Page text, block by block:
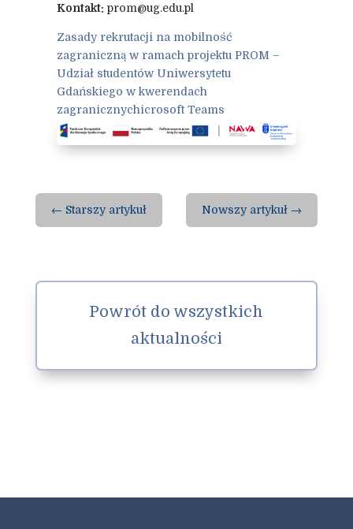
Kontakt: prom@ug.edu.pl
Zasady rekrutacji na mobilność
zagraniczną w ramach projektu PROM –
Udział studentów Uniwersytetu
Gdańskiego w kwerendach
zagranicznychicrosoft Teams
← Starszy artykuł Nowszy artykuł →
Powrót do wszystkich
aktualności